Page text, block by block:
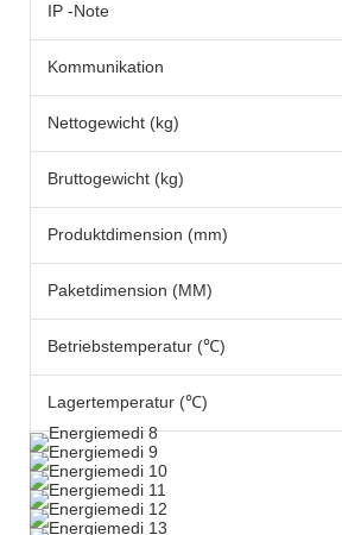
IP -Note
Kommunikation
Nettogewicht (kg)
Bruttogewicht (kg)
Produktdimension (mm)
Paketdimension (MM)
Betriebstemperatur (℃)
Lagertemperatur (℃)